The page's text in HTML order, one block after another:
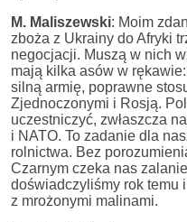
M. Maliszewski: Moim
zboża z Ukrainy do Afryki
negocjacji. Muszą w nich
mają kilka asów w
silną armię, poprawne
Zjednoczonymi i Rosją.
uczestniczyć, zwłaszcza
i NATO. To zadanie dla
rolnictwa. Bez
Czarnym czeka nas
doświadczyliśmy rok temu
z mrożonymi malinami.